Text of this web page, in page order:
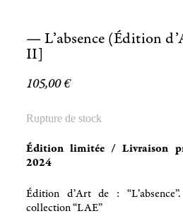
— L’absence (Édition
II]
105,00€
Rupture de stock
Édition limitée / Livraison
2024
Édition d’Art de :
collection “LAE”